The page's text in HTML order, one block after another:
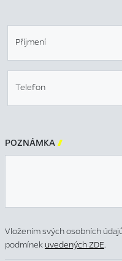
Příjmení
Telefon
POZNÁMKA 
Vložením svých osobních
podmínek uvedených ZDE.